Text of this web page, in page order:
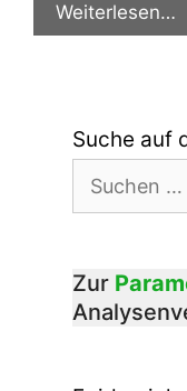
Weiterlesen…
Suche auf
nach:
Zur